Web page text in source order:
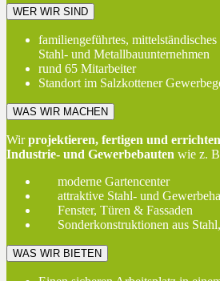
WER WIR SIND
familiengeführtes, mittelständisches
Stahl- und Metallbauunternehmen
rund 65 Mitarbeiter
Standort im Salzkottener
WAS WIR MACHEN
Wirprojektieren, fertigen und errichten
Industrie- und Gewerbebauten wie z.
moderne Gartencenter
attraktive Stahl- und
Fenster, Türen & Fassaden
Sonderkonstruktionen aus
WAS WIR BIETEN